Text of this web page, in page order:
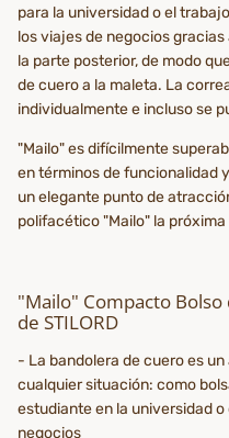
para la universidad o el
los viajes de negocios
la parte posterior, de modo
de cuero a la maleta. La
individualmente e incluso se
"Mailo" es difícilmente
en términos de funcionalidad
un elegante punto de
polifacético "Mailo" la próxima
"Mailo" Compacto
de STILORD
- La bandolera de cuero es
cualquier situación: como
estudiante en la universidad
negocios